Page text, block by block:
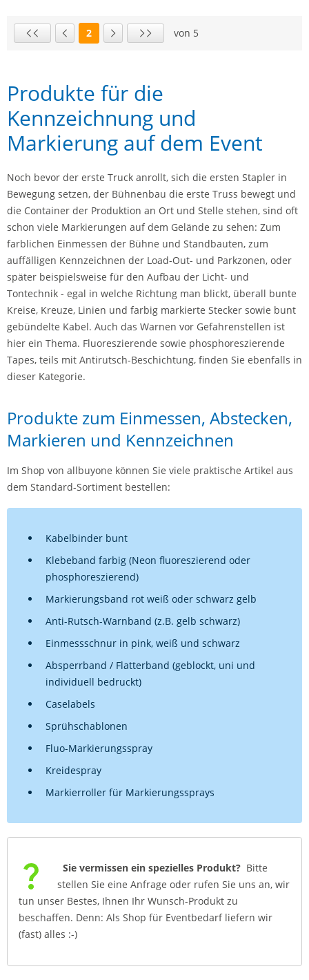
Erste SeiteVorherige Seite
Seite
2
Nächste Seite
Letzte Seite
von 5
Produkte für die
Kennzeichnung und
Markierung auf dem Event
Noch bevor der erste Truck anrollt, sich die ersten Stapler in
Bewegung setzen, der Bühnenbau die erste Truss bewegt und
die Container der Produktion an Ort und Stelle stehen, sind oft
schon viele Markierungen auf dem Gelände zu sehen: Zum
farblichen Einmessen der Bühne und Standbauten, zum
auffälligen Kennzeichnen der Load-Out- und Parkzonen, oder
später beispielsweise für den Aufbau der Licht- und
Tontechnik - egal in welche Richtung man blickt, überall bunte
Kreise, Kreuze, Linien und farbig markierte Stecker sowie bunt
gebündelte Kabel. Auch das Warnen vor Gefahrenstellen ist
hier ein Thema. Fluoreszierende sowie phosphoreszierende
Tapes, teils mit Antirutsch-Beschichtung, finden Sie ebenfalls in
dieser Kategorie.
Produkte zum Einmessen, Abstecken,
Markieren und Kennzeichnen
Im Shop von allbuyone können Sie viele praktische Artikel aus
dem Standard-Sortiment bestellen:
Kabelbinder bunt
Klebeband farbig (Neon fluoreszierend oder
phosphoreszierend)
Markierungsband rot weiß oder schwarz gelb
Anti-Rutsch-Warnband (z.B. gelb schwarz)
Einmessschnur in pink, weiß und schwarz
Absperrband / Flatterband (geblockt, uni und
individuell bedruckt)
Caselabels
Sprühschablonen
Fluo-Markierungsspray
Kreidespray
Markierroller für Markierungssprays
Sie vermissen ein spezielles Produkt? Bitte
stellen Sie eine Anfrage oder rufen Sie uns an, wir
tun unser Bestes, Ihnen Ihr Wunsch-Produkt zu
beschaffen. Denn: Als Shop für Eventbedarf liefern wir
(fast) alles :-)